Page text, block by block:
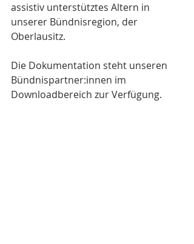
assistiv unterstütztes Altern in
unserer Bündnisregion, der
Oberlausitz.
Die Dokumentation steht unseren
Bündnispartner:innen im
Downloadbereich zur Verfügung.